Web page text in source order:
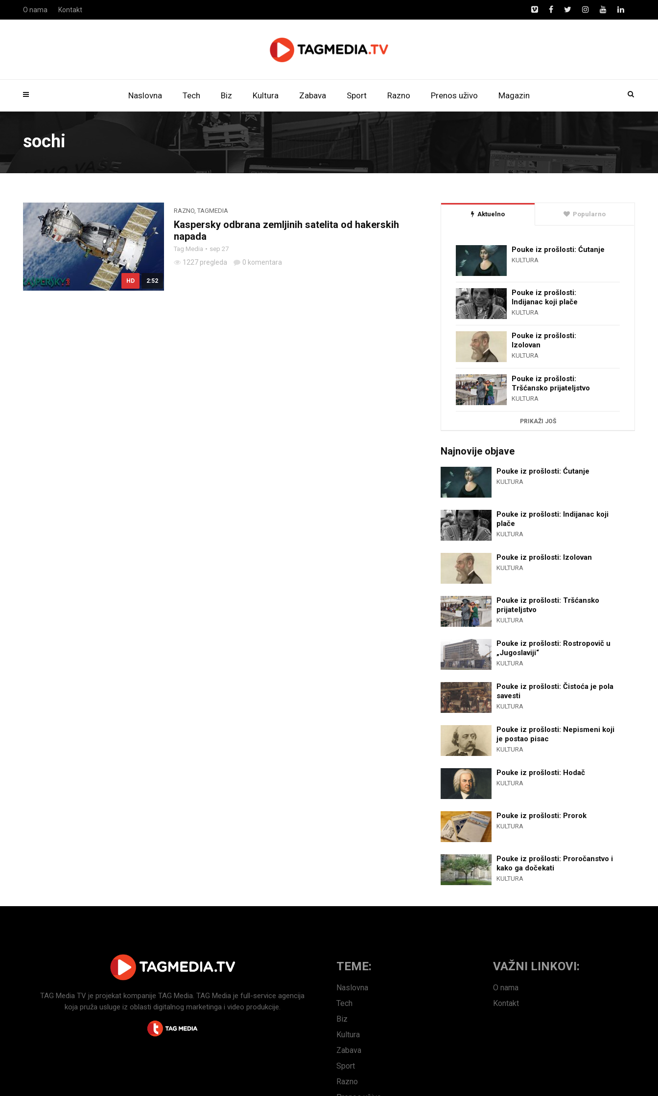
Naslovna Tech Biz Kultura Zabava Sport Razno Prenos uživo Magazin
O nama Kontakt
sochi
HD 2:52
RAZNO, TAGMEDIA
Kaspersky odbrana zemljinih satelita od hakerskih
napada
Tag Media sep 27
1227 pregleda 0 komentara
Aktuelno Popularno
Pouke iz prošlosti: Ćutanje
KULTURA
Pouke iz prošlosti:
Indijanac koji plače
KULTURA
Pouke iz prošlosti:
Izolovan
KULTURA
Pouke iz prošlosti:
Tršćansko prijateljstvo
KULTURA
PRIKAŽI JOŠ
Najnovije objave
Pouke iz prošlosti: Ćutanje
KULTURA
Pouke iz prošlosti: Indijanac koji
plače
KULTURA
Pouke iz prošlosti: Izolovan
KULTURA
Pouke iz prošlosti: Tršćansko
prijateljstvo
KULTURA
Pouke iz prošlosti: Rostropovič u
„Jugoslaviji“
KULTURA
Pouke iz prošlosti: Čistoća je pola
savesti
KULTURA
Pouke iz prošlosti: Nepismeni koji
je postao pisac
KULTURA
Pouke iz prošlosti: Hodač
KULTURA
Pouke iz prošlosti: Prorok
KULTURA
Pouke iz prošlosti: Proročanstvo i
kako ga dočekati
KULTURA
TAG Media TV je projekat kompanije TAG Media. TAG Media je full-service agencija
koja pruža usluge iz oblasti digitalnog marketinga i video produkcije.
TEME:
Naslovna
Tech
Biz
Kultura
Zabava
Sport
Razno
VAŽNI LINKOVI:
O nama
Kontakt